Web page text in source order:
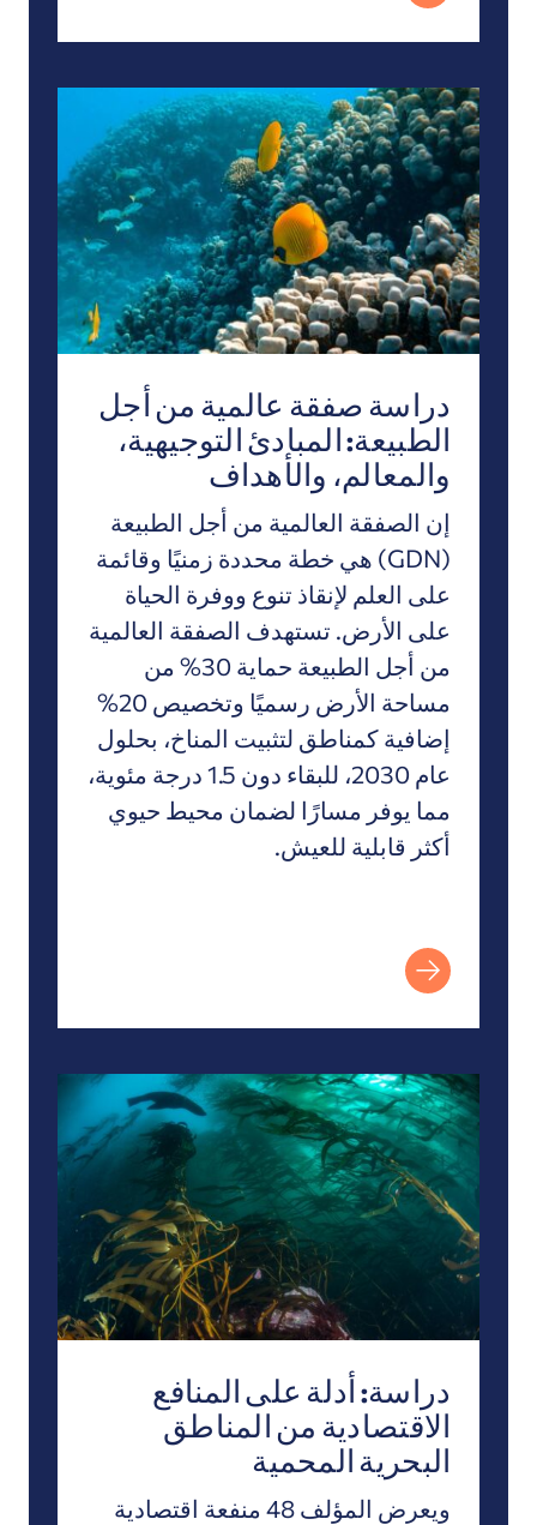
دراسة صفقة عالمية من أجل الطبيعة: المبادئ
دراسة صفقة عالمية من أجل
الطبيعة: المبادئ التوجيهية،
والمعالم، والأهداف
إن الصفقة العالمية من أجل الطبيعة
(GDN) هي خطة محددة زمنيًا وقائمة
على العلم لإنقاذ تنوع ووفرة الحياة
على الأرض. تستهدف الصفقة العالمية
من أجل الطبيعة حماية 30% من
مساحة الأرض رسميًا وتخصيص 20%
إضافية كمناطق لتثبيت المناخ، بحلول
عام 2030، للبقاء دون 1.5 درجة مئوية،
مما يوفر مسارًا لضمان محيط حيوي
أكثر قابلية للعيش.
دراسة: أدلة على المنافع الاقتصادية من المناطق البحرية
دراسة: أدلة على المنافع
الاقتصادية من المناطق
البحرية المحمية
ويعرض المؤلف 48 منفعة اقتصادية